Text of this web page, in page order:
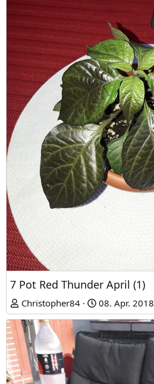
7 Pot Red Thunder April (1)
Christopher84 08. Apr. 2018